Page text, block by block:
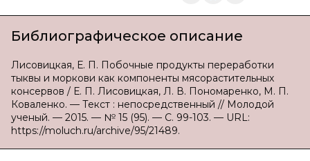
Библиографическое описание
Лисовицкая, Е. П. Побочные продукты переработки
тыквы и моркови как компоненты мясорастительных
консервов / Е. П. Лисовицкая, Л. В. Пономаренко, М. П.
Коваленко. — Текст : непосредственный // Молодой
ученый. — 2015. — № 15 (95). — С. 99-103. — URL:
https://moluch.ru/archive/95/21489.